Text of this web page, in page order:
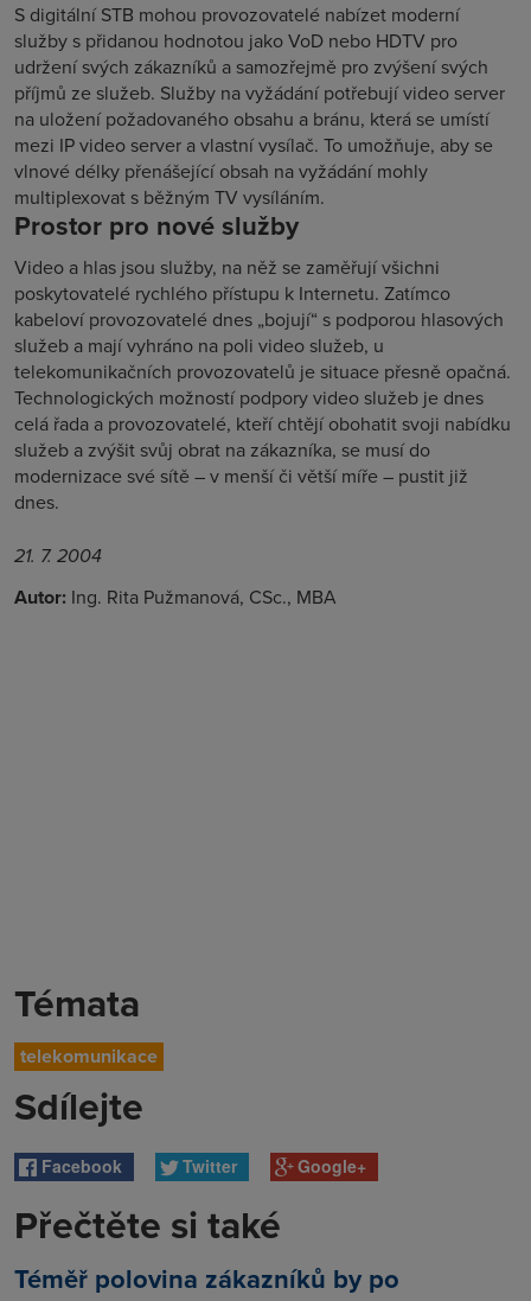
S digitální STB mohou provozovatelé nabízet moderní
služby s přidanou hodnotou jako VoD nebo HDTV pro
udržení svých zákazníků a samozřejmě pro zvýšení svých
příjmů ze služeb. Služby na vyžádání potřebují video server
na uložení požadovaného obsahu a bránu, která se umístí
mezi IP video server a vlastní vysílač. To umožňuje, aby se
vlnové délky přenášející obsah na vyžádání mohly
multiplexovat s běžným TV vysíláním.
Prostor pro nové služby
Video a hlas jsou služby, na něž se zaměřují všichni
poskytovatelé rychlého přístupu k Internetu. Zatímco
kabeloví provozovatelé dnes „bojují“ s podporou hlasových
služeb a mají vyhráno na poli video služeb, u
telekomunikačních provozovatelů je situace přesně opačná.
Technologických možností podpory video služeb je dnes
celá řada a provozovatelé, kteří chtějí obohatit svoji nabídku
služeb a zvýšit svůj obrat na zákazníka, se musí do
modernizace své sítě – v menší či větší míře – pustit již
dnes.
21. 7. 2004
Autor: Ing. Rita Pužmanová, CSc., MBA
Témata
telekomunikace
Sdílejte
Facebook Twitter Google+
Přečtěte si také
Téměř polovina zákazníků by po